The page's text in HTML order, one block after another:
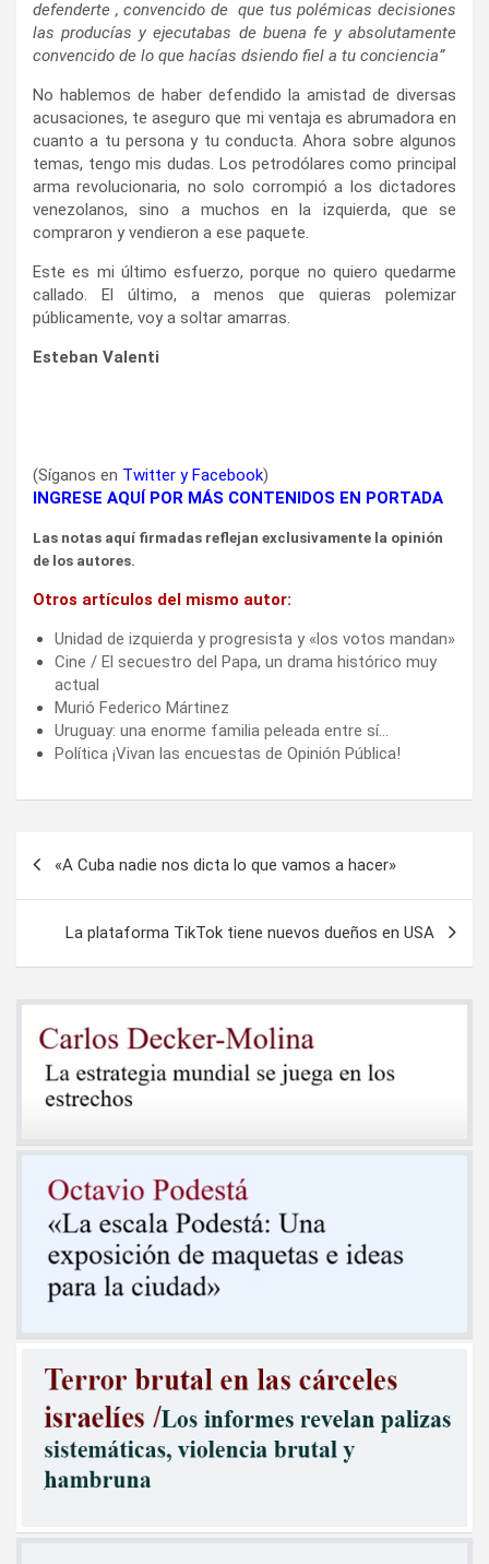
defenderte , convencido de que tus polémicas decisiones
las producías y ejecutabas de buena fe y absolutamente
convencido de lo que hacías dsiendo fiel a tu conciencia”
No hablemos de haber defendido la amistad de diversas
acusaciones, te aseguro que mi ventaja es abrumadora en
cuanto a tu persona y tu conducta. Ahora sobre algunos
temas, tengo mis dudas. Los petrodólares como principal
arma revolucionaria, no solo corrompió a los dictadores
venezolanos, sino a muchos en la izquierda, que se
compraron y vendieron a ese paquete.
Este es mi último esfuerzo, porque no quiero quedarme
callado. El último, a menos que quieras polemizar
públicamente, voy a soltar amarras.
Esteban Valenti
(Síganos en Twitter yFacebook)
INGRESE AQUÍ POR MÁS CONTENIDOS EN PORTADA
Las notas aquí firmadas reflejan exclusivamente la opinión
de los autores.
Otros artículos del mismo autor:
Unidad de izquierda y progresista y «los votos mandan»
Cine / El secuestro del Papa, un drama histórico muy
actual
Murió Federico Mártinez
Uruguay: una enorme familia peleada entre sí…
Política ¡Vivan las encuestas de Opinión Pública!
entradas
«A Cuba nadie nos dicta lo que vamos a hacer»
La plataforma TikTok tiene nuevos dueños en USA